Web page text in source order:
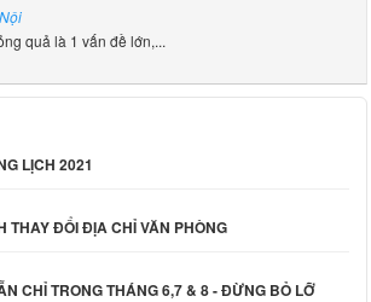
quả là 1 vấn đề lớn,...
LỊCH 2021
THAY ĐỔI ĐỊA CHỈ VĂN PHÒNG
CHỈ TRONG THÁNG 6,7 & 8 - ĐỪNG BỎ LỠ